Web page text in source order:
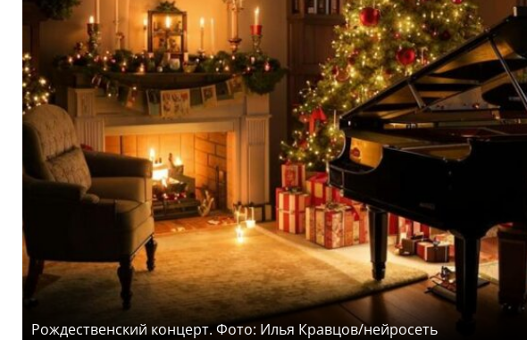
Рождественский концерт. Фото: Илья Кравцов/нейросеть